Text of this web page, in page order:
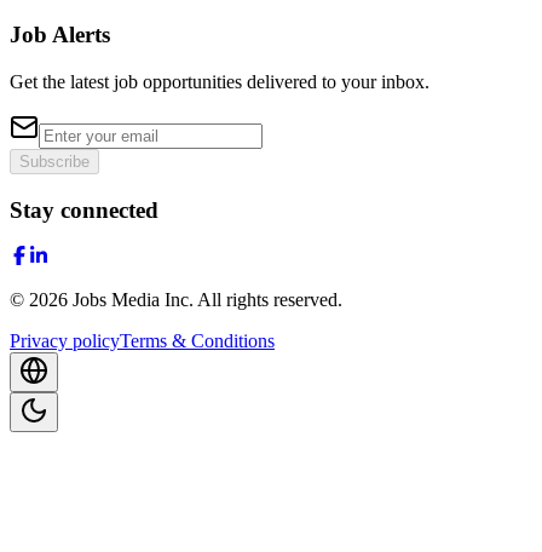
Job Alerts
Get the latest job opportunities delivered to your inbox.
Subscribe
Stay connected
© 2026 Jobs Media Inc. All rights reserved.
Privacy policyTerms & Conditions